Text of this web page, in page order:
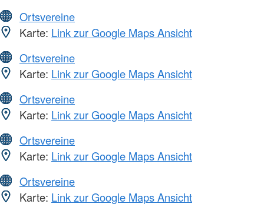
Ortsvereine
Karte: Link zur Google Maps Ansicht
Ortsvereine
Karte: Link zur Google Maps Ansicht
Ortsvereine
Karte: Link zur Google Maps Ansicht
Ortsvereine
Karte: Link zur Google Maps Ansicht
Ortsvereine
Karte: Link zur Google Maps Ansicht